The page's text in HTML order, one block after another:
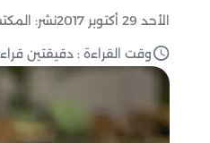
الأحد 29 أكتوبر 2017 نشر:
وقت القراءة : دقيقتين